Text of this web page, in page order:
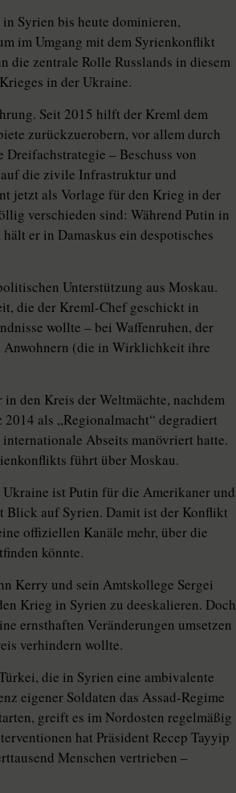
Syrien bis heute dominieren,
im Umgang mit dem Syrienkonflikt
die zentrale Rolle Russlands in diesem
in der Ukraine.
Seit 2015 hilft der Kreml dem
zurückzuerobern, vor allem durch
Dreifachstrategie – Beschuss von
die zivile Infrastruktur und
jetzt als Vorlage für den Krieg in der
verschieden sind: Während Putin in
er in Damaskus ein despotisches
Unterstützung aus Moskau.
die der Kreml-Chef geschickt in
wollte – bei Waffenruhen, der
Anwohnern (die in Wirklichkeit ihre
den Kreis der Weltmächte, nachdem
als „Regionalmacht“ degradiert
Abseits manövriert hatte.
führt über Moskau.
ist Putin für die Amerikaner und
Blick auf Syrien. Damit ist der Konflikt
offiziellen Kanäle mehr, über die
könnte.
Kerry und sein Amtskollege Sergei
Krieg in Syrien zu deeskalieren. Doch
ernsthaften Veränderungen umsetzen
verhindern wollte.
die in Syrien eine ambivalente
eigener Soldaten das Assad-Regime
greift es im Nordosten regelmäßig
hat Präsident Recep Tayyip
Menschen vertrieben –